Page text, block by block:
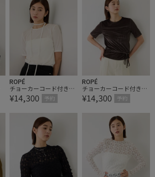
ROPÉ
チョーカーコード付きシ
アーベロアTシャツ/イー
ジーケア【J'aDoRe・一
部店舗限定サイズ】
¥14,300 予約
ROPÉ
チョーカーコード付きシ
アーベロアTシャツ/イー
ジーケア【J'aDoRe・一
部店舗限定サイズ】
¥14,300 予約